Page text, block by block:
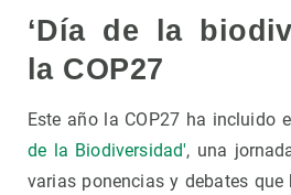
‘Día de la
la COP27
Este año la COP27 ha incluido
de la Biodiversidad', una
varias ponencias y debates